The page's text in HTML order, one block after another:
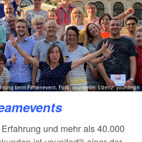
beim Firmenevent, Foto: younited®, Lizenz: younited®
und mehr als 40.000